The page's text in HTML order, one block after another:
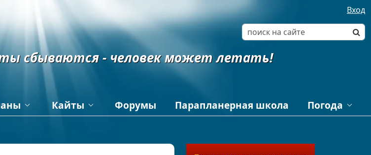
Вход
сбываются - человек может летать!
Кайты
притяжению
Форумы Парапланерная школа Погода
аэрологическую